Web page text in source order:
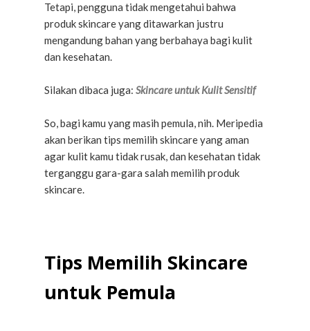
Tetapi, pengguna tidak mengetahui bahwa
produk skincare yang ditawarkan justru
mengandung bahan yang berbahaya bagi kulit
dan kesehatan.
Silakan dibaca juga: Skincare untuk Kulit Sensitif
So, bagi kamu yang masih pemula, nih. Meripedia
akan berikan tips memilih skincare yang aman
agar kulit kamu tidak rusak, dan kesehatan tidak
terganggu gara-gara salah memilih produk
skincare.
Tips Memilih Skincare
untuk Pemula